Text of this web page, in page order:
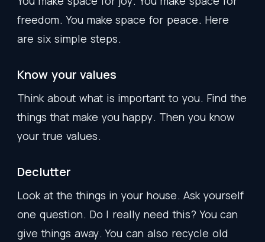
freedom. You make space for peace. Here
are six simple steps.
Know your values
Think about what is important to you. Find the
things that make you happy. Then you know
your true values.
Declutter
Look at the things in your house. Ask yourself
one question. Do I really need this? You can
give things away. You can also recycle old